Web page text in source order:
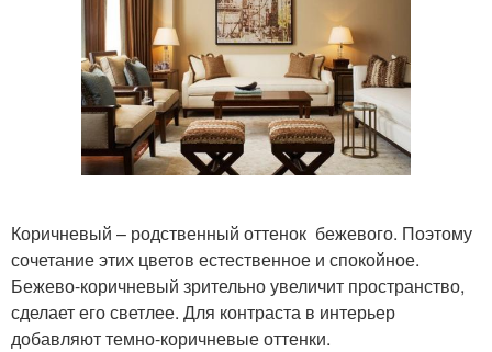
Коричневый – родственный оттенок бежевого. Поэтому
сочетание этих цветов естественное и спокойное.
Бежево-коричневый зрительно увеличит пространство,
сделает его светлее. Для контраста в интерьер
добавляют темно-коричневые оттенки.